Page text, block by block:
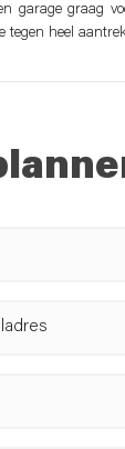
garage graag
tegen heel